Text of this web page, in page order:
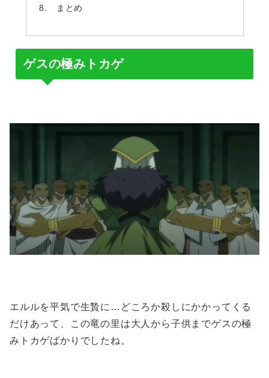
まとめ
ゲスの極みトカゲ
エルルを平気で生贄に…どころか殺しにかかってくる
だけあって、この竜の里は大人から子供までゲスの極
みトカゲばかりでしたね。